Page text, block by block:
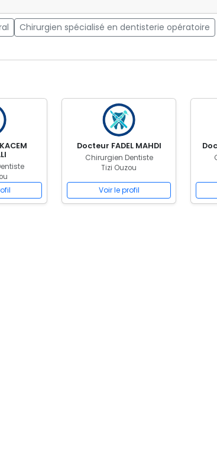
Chirurgien spécialisé en dentisterie opératoire
Docteur FADEL MAHDI
Chirurgien Dentiste
Tizi Ouzou
Voir le profil